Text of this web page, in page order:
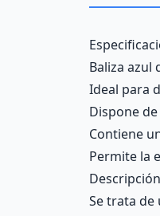
Description
Baliza
Ideal para
Dispone
Contiene
Permite la
Descripción
Se trata de